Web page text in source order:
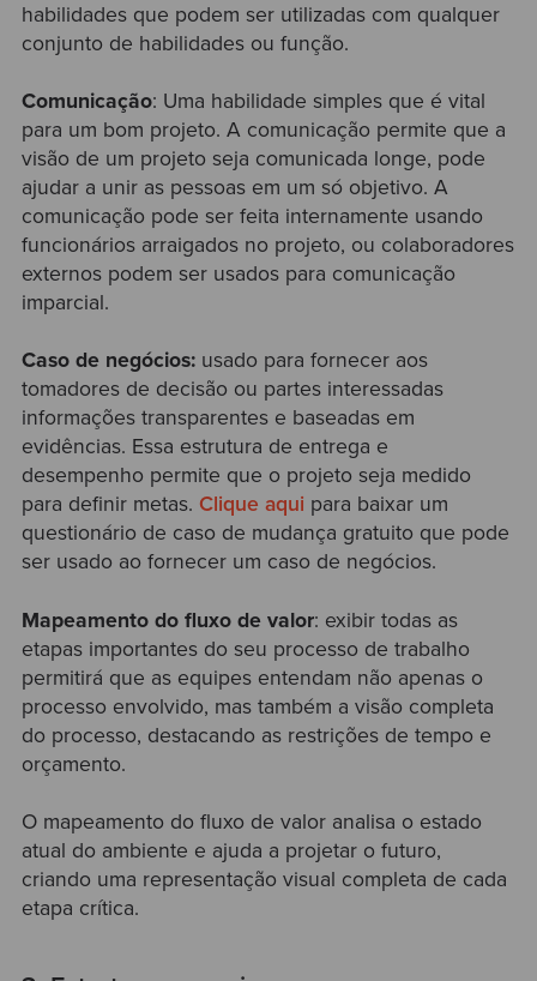
habilidades que podem ser utilizadas com qualquer
conjunto de habilidades ou função.
Comunicação: Uma habilidade simples que é vital
para um bom projeto. A comunicação permite que a
visão de um projeto seja comunicada longe, pode
ajudar a unir as pessoas em um só objetivo. A
comunicação pode ser feita internamente usando
funcionários arraigados no projeto, ou colaboradores
externos podem ser usados para comunicação
imparcial.
Caso de negócios: usado para fornecer aos
tomadores de decisão ou partes interessadas
informações transparentes e baseadas em
evidências. Essa estrutura de entrega e
desempenho permite que o projeto seja medido
para definir metas. Clique aqui para baixar um
questionário de caso de mudança gratuito que pode
ser usado ao fornecer um caso de negócios.
Mapeamento do fluxo de valor: exibir todas as
etapas importantes do seu processo de trabalho
permitirá que as equipes entendam não apenas o
processo envolvido, mas também a visão completa
do processo, destacando as restrições de tempo e
orçamento.
O mapeamento do fluxo de valor analisa o estado
atual do ambiente e ajuda a projetar o futuro,
criando uma representação visual completa de cada
etapa crítica.